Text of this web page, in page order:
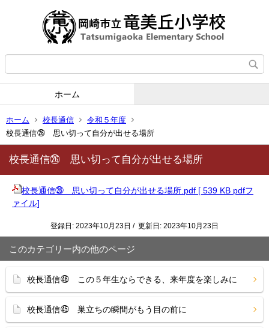
ホーム
ホーム 校長通信
令和５年度
校長通信㉖ 思い切って自分が出せる場所
校長通信㉖ 思い切って自分が出せる場所
校長通信㉖ 思い切って自分が出せる場所.pdf [ 539 KB pdfフ
ァイル]
登録日: 2023年10月23日 / 更新日: 2023年10月23日
このカテゴリー内の他のページ
校長通信㊻ この５年生ならできる、来年度を楽しみに
校長通信㊺ 巣立ちの瞬間がもう目の前に